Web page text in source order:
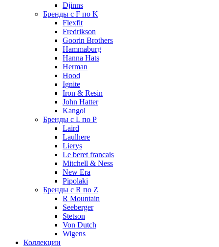
Djinns
Бренды с F по K
Flexfit
Fredrikson
Goorin Brothers
Hammaburg
Hanna Hats
Herman
Hood
Ignite
Iron & Resin
John Hatter
Kangol
Бренды с L по P
Laird
Laulhere
Lierys
Le beret francais
Mitchell & Ness
New Era
Pipolaki
Бренды с R по Z
R Mountain
Seeberger
Stetson
Von Dutch
Wigens
Коллекции